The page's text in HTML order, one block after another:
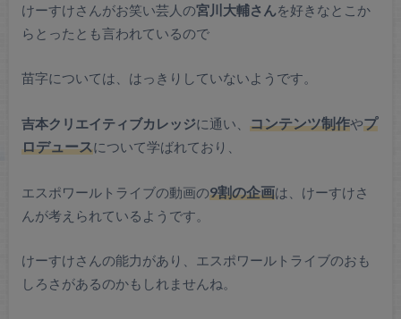
けーすけさんがお笑い芸人の宮川大輔さんを好きなとこか
らとったとも言われているので
苗字については、はっきりしていないようです。
吉本クリエイティブカレッジに通い、 コンテンツ制作やプ
ロデュースについて学ばれており、
エスポワールトライブの動画の9割の企画は、けーすけさ
んが考えられているようです。
けーすけさんの能力があり、エスポワールトライブのおも
しろさがあるのかもしれませんね。